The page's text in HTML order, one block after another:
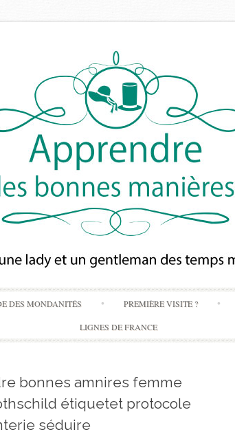
Skip
to
content
DES MONDANITÉS PREMIÈRE VISITE ?
LIGNES DE FRANCE
bonnes amnires femme
étiquetet protocole
séduire